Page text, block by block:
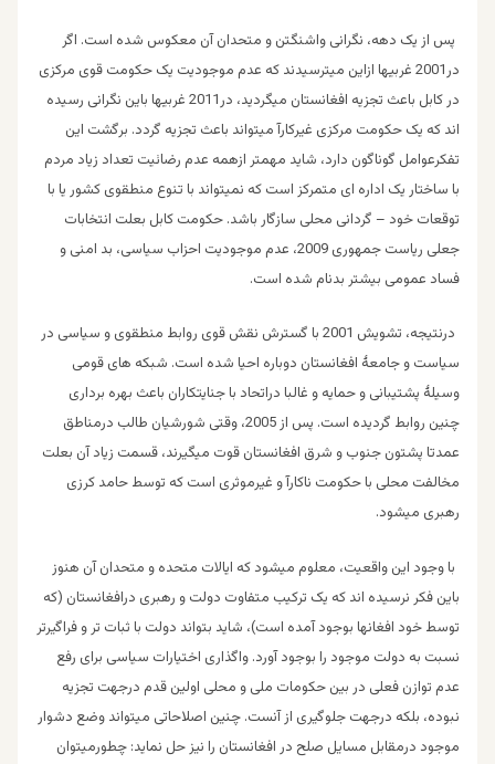
پس از یک دهه، نگرانی واشنگتن و متحدان آن معکوس شده است. اگر
در2001 غربیها ازاین میترسیدند که عدم موجودیت یک حکومت قوی مرکزی
در کابل باعث تجزیه افغانستان میگردید، در2011 غربیها باین نگرانی رسیده
اند که یک حکومت مرکزی غیرکارآ میتواند باعث تجزیه گردد. برگشت این
تفکرعوامل گوناگون دارد، شاید مهمتر ازهمه عدم رضائیت تعداد زیاد مردم
با ساختار یک اداره ای متمرکز است که نمیتواند با تنوع منطقوی کشور یا با
توقعات خود – گردانی محلی سازگار باشد. حکومت کابل بعلت انتخابات
جعلی ریاست جمهوری 2009، عدم موجودیت احزاب سیاسی، بد امنی و
فساد عمومی بیشتر بدنام شده است.
درنتیجه، تشویش 2001 با گسترش نقش قوی روابط منطقوی و سیاسی در
سیاست و جامعۀ افغانستان دوباره احیا شده است. شبکه های قومی
وسیلۀ پشتیبانی و حمایه و غالبا دراتحاد با جنایتکاران باعث بهره برداری
چنین روابط گردیده است. پس از 2005، وقتی شورشیان طالب درمناطق
عمدتا پشتون جنوب و شرق افغانستان قوت میگیرند، قسمت زیاد آن بعلت
مخالفت محلی با حکومت ناکارآ و غیرموثری است که توسط حامد کرزی
رهبری میشود.
با وجود این واقعیت، معلوم میشود که ایالات متحده و متحدان آن هنوز
باین فکر نرسیده اند که یک ترکیب متفاوت دولت و رهبری درافغانستان (که
توسط خود افغانها بوجود آمده است)، شاید بتواند دولت با ثبات تر و فراگیرتر
نسبت به دولت موجود را بوجود آورد. واگذاری اختیارات سیاسی برای رفع
عدم توازن فعلی در بین حکومات ملی و محلی اولین قدم درجهت تجزیه
نبوده، بلکه درجهت جلوگیری از آنست. چنین اصلاحاتی میتواند وضع دشوار
موجود درمقابل مسایل صلح در افغانستان را نیز حل نماید: چطورمیتوان